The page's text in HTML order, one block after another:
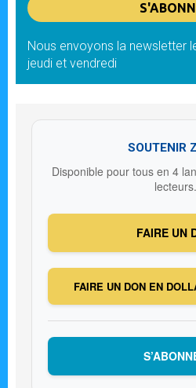
Nous envoyons la newsletter
jeudi et vendredi
SOUTENIR
Disponible pour tous en 4
lecteurs.
FAIRE UN
FAIRE UN DON EN